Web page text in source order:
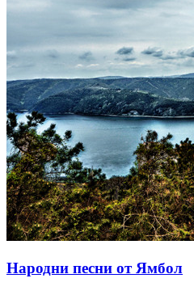
Народни песни от Ямбол